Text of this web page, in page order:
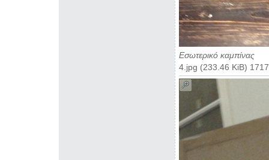
Εσωτερικό καμπίνας
4.jpg (233.46 KiB)